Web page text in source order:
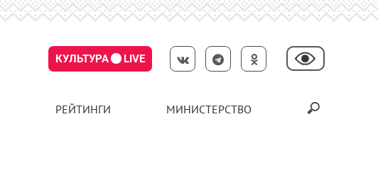
КУЛЬТУРА LIVE
РЕЙТИНГИ МИНИСТЕРСТВО